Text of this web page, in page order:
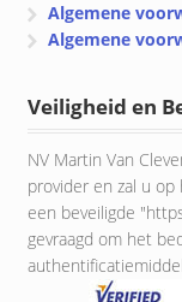
Algemene
Algemene
Veiligheid en
NV Martin Van
provider en zal u
een beveiligde
gevraagd om het